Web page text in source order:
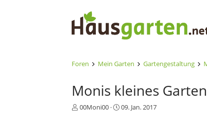
Foren Mein Garten Gartengestaltung
Monis kleines
E
00Moni00
E
09. Jan. 2017